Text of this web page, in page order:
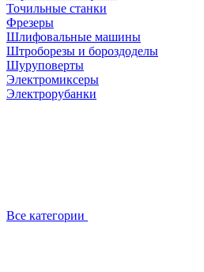
Точильные станки
Фрезеры
Шлифовальные машины
Штроборезы и бороздоделы
Шуруповерты
Электромиксеры
Электрорубанки
Все категории